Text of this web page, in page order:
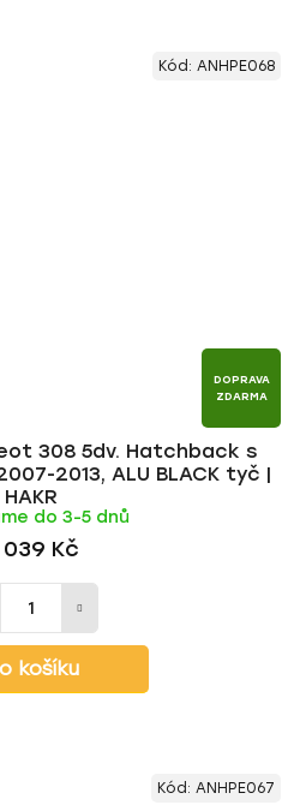
DOPRAVA
ZDARMA
308 5dv. Hatchback s
2013, ALU BLACK tyč |
HAKR
do 3-5 dnů
Kč
košíku
Kód: ANHPE068
Kód: ANHPE067